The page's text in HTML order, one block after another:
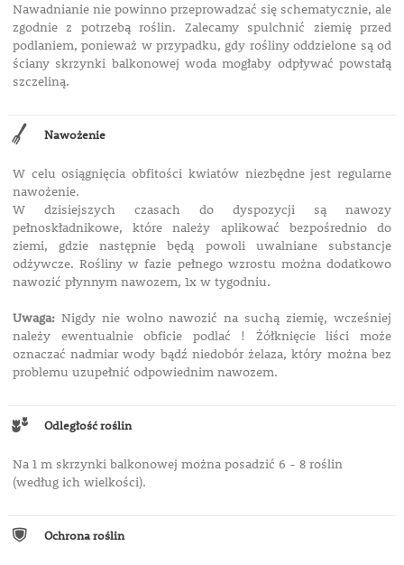
Nawadnianie nie powinno przeprowadzać się schematycznie, ale
zgodnie z potrzebą roślin. Zalecamy spulchnić ziemię przed
podlaniem, ponieważ w przypadku, gdy rośliny oddzielone są od
ściany skrzynki balkonowej woda mogłaby odpływać powstałą
szczeliną.
Nawożenie
W celu osiągnięcia obfitości kwiatów niezbędne jest regularne
nawożenie.
W dzisiejszych czasach do dyspozycji są nawozy
pełnoskładnikowe, które należy aplikować bezpośrednio do
ziemi, gdzie następnie będą powoli uwalniane substancje
odżywcze. Rośliny w fazie pełnego wzrostu można dodatkowo
nawozić płynnym nawozem, 1x w tygodniu.
Uwaga:Nigdy nie wolno nawozić na suchą ziemię, wcześniej
należy ewentualnie obficie podlać ! Żółknięcie liści może
oznaczać nadmiar wody bądź niedobór żelaza, który można bez
problemu uzupełnić odpowiednim nawozem.
Odległość roślin
Na 1 m skrzynki balkonowej można posadzić 6 - 8 roślin
(według ich wielkości).
Ochrona roślin